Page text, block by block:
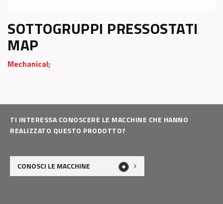
SOTTOGRUPPI PRESSOSTATI
MAP
Mechanical;
TI INTERESSA CONOSCERE LE MACCHINE CHE HANNO
REALIZZATO QUESTO PRODOTTO?
CONOSCI LE MACCHINE